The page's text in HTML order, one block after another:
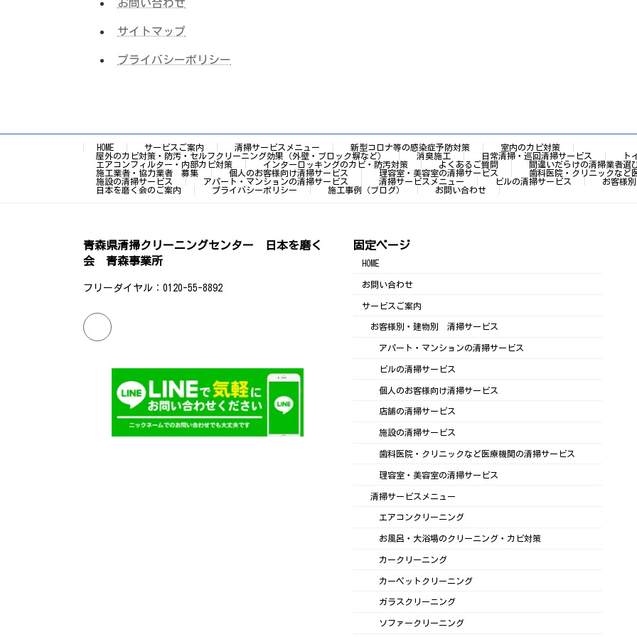
お問い合わせ
サイトマップ
プライバシーポリシー
HOME サービスご案内 清掃サービスメニュー 新型コロナ等の感染症予防対策
室内のカビ対策
屋外のカビ対策・防汚・セルフクリーニング効果（外壁・ブロック塀など）
消臭施工 日常清掃・巡回清掃サービス
ト
エアコンフィルター・内部カビ対策
インターロッキングのカビ・防汚対策 よくあるご質問
間違いだらけの清掃業者
施工業者・協力業者 募集
個人のお客様向け清掃サービス 理容室・美容室の清掃サービス
歯科医院・クリニックなど
施設の清掃サービス
アパート・マンションの清掃サービス 清掃サービスメニュー ビルの清掃サービス
お客様
日本を磨く会のご案内
プライバシーポリシー 施工事例（ブログ） お問い合わせ
青森県清掃クリーニングセンター 日本を磨く
会 青森事業所
フリーダイヤル：0120-55-8892
固定ページ
HOME
お問い合わせ
サービスご案内
お客様別・建物別 清掃サービス
アパート・マンションの清掃サービス
ビルの清掃サービス
個人のお客様向け清掃サービス
店舗の清掃サービス
施設の清掃サービス
歯科医院・クリニックなど医療機関の清掃サービス
理容室・美容室の清掃サービス
清掃サービスメニュー
エアコンクリーニング
お風呂・大浴場のクリーニング・カビ対策
カークリーニング
カーペットクリーニング
ガラスクリーニング
ソファークリーニング